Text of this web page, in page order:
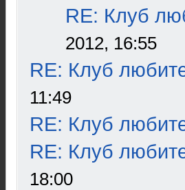
RE: Клуб
2012, 16:55
RE: Клуб
11:49
RE: Клуб
RE: Клуб
18:00